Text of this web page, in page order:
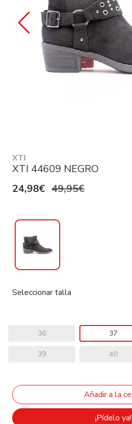
XTI
XTI 44609 NEGRO
24,98€ 49,95€
Seleccionar talla
36 37
39 40
¡Pídelo ya!